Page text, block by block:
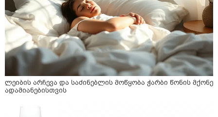
ლეიბის არჩევა და საძინებლის მოწყობა ჭარბი წონის მქონე
ადამიანებისთვის